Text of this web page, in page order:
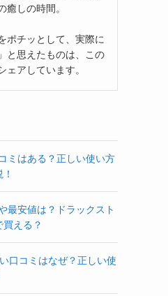
癒しの時間。
ポチッとして、実際に
と思えたものは、この
ェアしています。
ミはある？正しい使い方
最安値は？ドラックスト
える？
口コミはなぜ？正しい使